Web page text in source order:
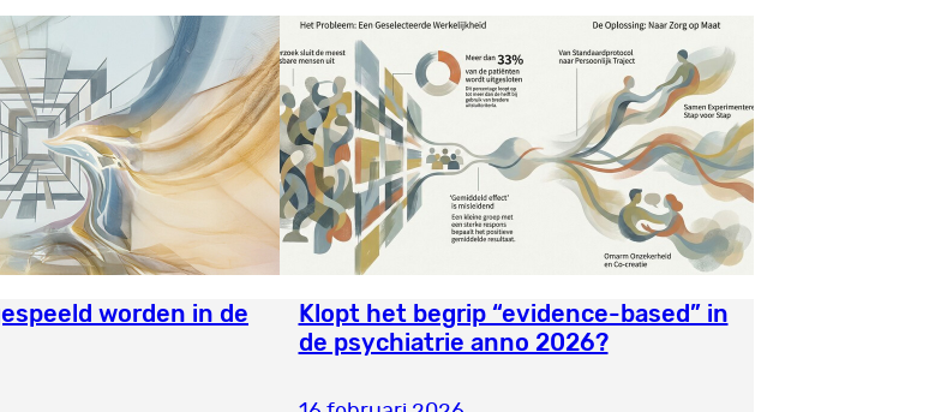
worden in de
Klopt het begrip “evidence-based” in
de psychiatrie anno 2026?